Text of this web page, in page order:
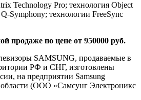
Technology Pro; технология Object
Symphony; технологии FreeSync
продаже по цене от 950000 руб.
SAMSUNG, продаваемые в
РФ и СНГ, изготовлены
на предприятии Samsung
(ООО «Самсунг Электроникс